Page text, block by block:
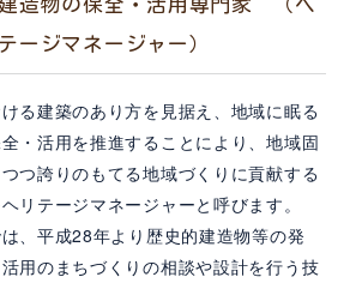
ージマネージャー）
る建築のあり方を見据え、地域に眠る
・活用を推進することにより、地域固
つ誇りのもてる地域づくりに貢献する
リテージマネージャーと呼びます。
、平成28年より歴史的建造物等の発
用のまちづくりの相談や設計を行う技